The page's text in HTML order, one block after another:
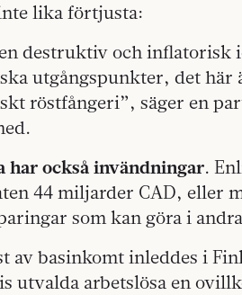
lika förtjusta:
destruktiv och inflatorisk
utgångspunkter, det
röstfångeri”, säger en
har också invändningar.
44 miljarder CAD, eller
som kan göra i
av basinkomt inleddes i
utvalda arbetslösa en